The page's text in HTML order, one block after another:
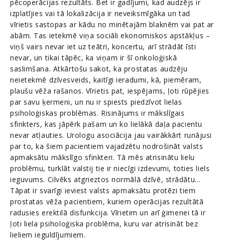
pēcoperācijas rezultāts. Bet ir gadījumi, kad audzējs ir
izplatījies vai tā lokalizācija ir neveiksmīgāka un tad
vīrietis sastopas ar kādu no minētajām blaknēm vai pat ar
abām. Tas ietekmē viņa sociāli ekonomiskos apstākļus –
viņš vairs nevar iet uz teātri, koncertu, arī strādāt īsti
nevar, un tikai tāpēc, ka viņam ir šī onkoloģiskā
saslimšana. Atkārtošu sakot, ka prostatas audzēju
neietekmē dzīvesveids, kaitīgi ieradumi, kā, piemēram,
plaušu vēža rašanos. Vīrietis pat, iespējams, ļoti rūpējies
par savu ķermeni, un nu ir spiests piedzīvot lielas
psiholoģiskas problēmas. Risinājums ir mākslīgais
sfinkters, kas jāpērk pašam un ko lielākā daļa pacientu
nevar atļauties. Urologu asociācija jau vairākkārt runājusi
par to, ka šiem pacientiem vajadzētu nodrošināt valsts
apmaksātu mākslīgo sfinkteri. Tā mēs atrisinātu lielu
problēmu, turklāt valstij tie ir niecīgi izdevumi, toties liels
ieguvums. Cilvēks atgrieztos normālā dzīvē, strādātu…
Tāpat ir svarīgi ieviest valsts apmaksātu protēzi tiem
prostatas vēža pacientiem, kuriem operācijas rezultātā
radusies erektilā disfunkcija. Vīrietim un arī ģimenei tā ir
ļoti liela psiholoģiska problēma, kuru var atrisināt bez
lieliem ieguldījumiem.